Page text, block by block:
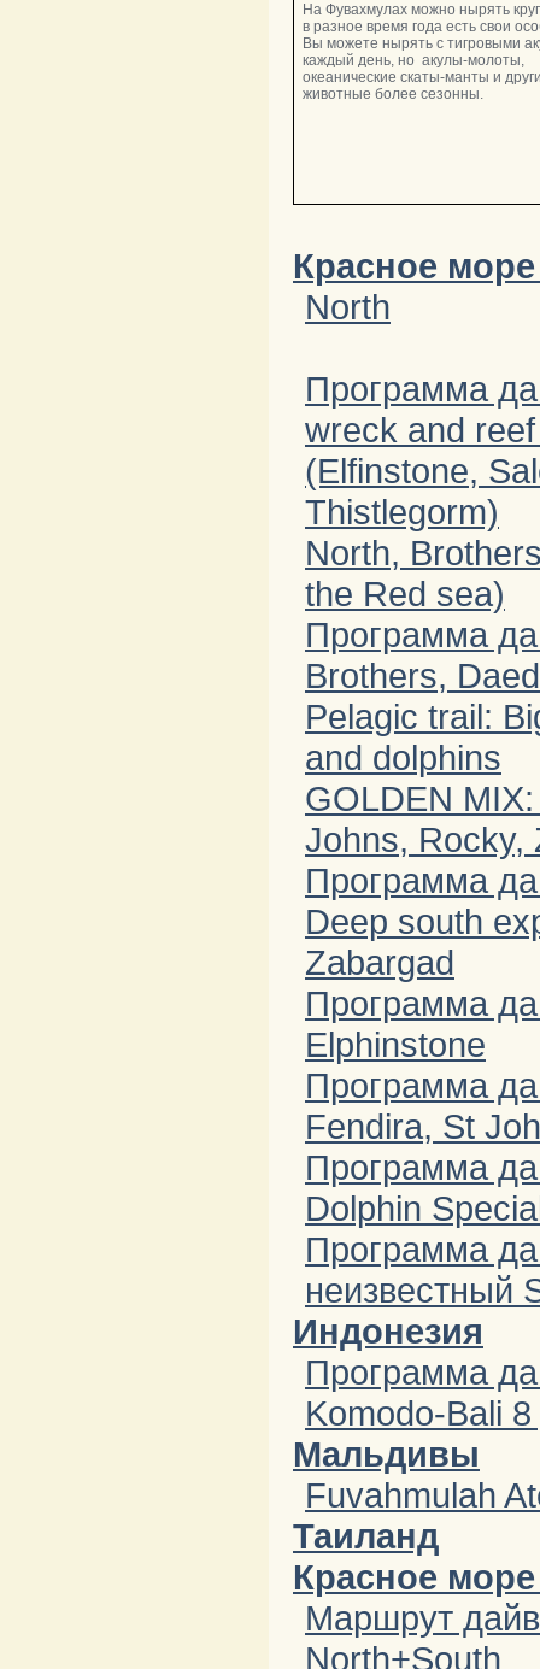
На Фувахмулах можно нырять
в разное время года есть свои
Вы можете нырять с тигровыми
каждый день, но акулы-молоты,
океанические скаты-манты и
животные более сезонны.
Красное море
North
Программа
wreck and
(Elfinstone,
Thistlegorm)
North,
the Red sea)
Программа
Brothers,
Pelagic trail:
and dolphins
GOLDEN
Johns, Rocky,
Программа
Deep south
Zabargad
Программа
Elphinstone
Программа
Fendira, St
Программа
Dolphin
Программа
неизвестный
Индонезия
Программа
Komodo-Bali
Мальдивы
Fuvahmulah
Таиланд
Красное
Маршрут
North+South